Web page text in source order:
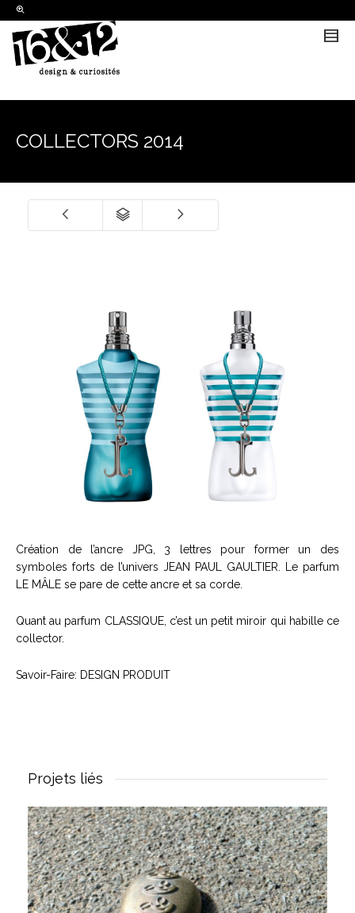
I'm looking forproductin a sizesize.
Show me the
COLLECTORS 2014
Création de l’ancre JPG, 3 lettres pour former un des
symboles forts de l’univers JEAN PAUL GAULTIER. Le parfum
LE MÂLE se pare de cette ancre et sa corde.
Quant au parfum CLASSIQUE, c’est un petit miroir qui habille ce
collector.
Savoir-Faire: DESIGN PRODUIT
Projets liés